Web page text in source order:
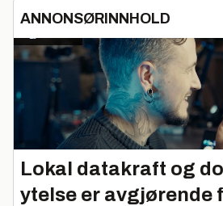
ANNONSØRINNHOLD
Lokal datakraft og
ytelse er avgjørende